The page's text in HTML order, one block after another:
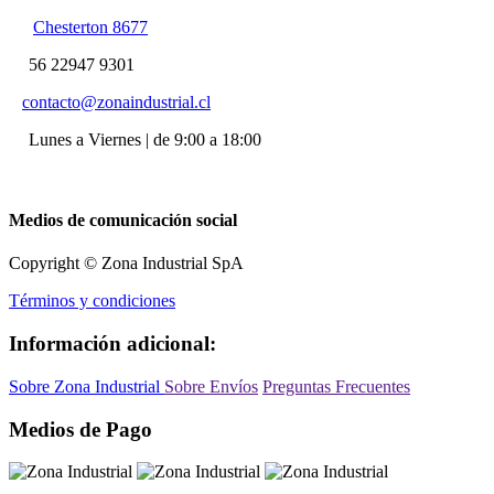
Chesterton 8677
56 22947 9301
contacto@zonaindustrial.cl
Lunes a Viernes | de 9:00 a 18:00
Medios de comunicación social
Copyright © Zona Industrial SpA
Términos y condiciones
Información adicional:
Sobre Zona Industrial Sobre Envíos Preguntas Frecuentes
Medios de Pago